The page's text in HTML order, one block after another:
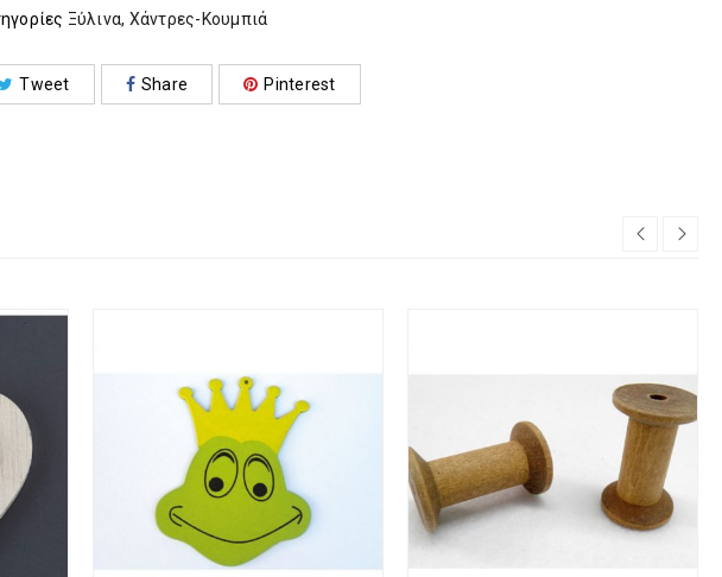
Ξύλινα, Χάντρες-Κουμπιά
Tweet Share Pinterest